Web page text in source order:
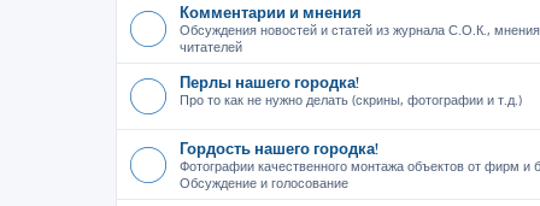
Комментарии и мнения
Обсуждения новостей и статей из журнала С.О.К., мнения
читателей
Перлы нашего городка!
Про то как не нужно делать (скрины, фотографии и т.д.)
Гордость нашего городка!
Фотографии качественного монтажа объектов от фирм и
Обсуждение и голосование